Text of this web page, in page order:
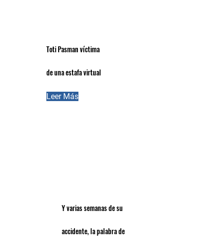
Toti Pasman víctima
de una estafa virtual
Leer Más
Y varias semanas de su
accidente, la palabra de